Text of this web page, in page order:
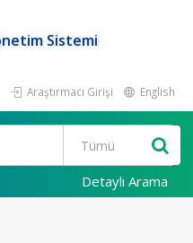
Sistemi
Araştırmacı Girişi English
Detaylı Arama